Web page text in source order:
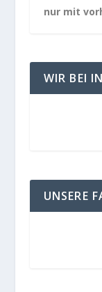
nur mit
WIR BEI
UNSERE